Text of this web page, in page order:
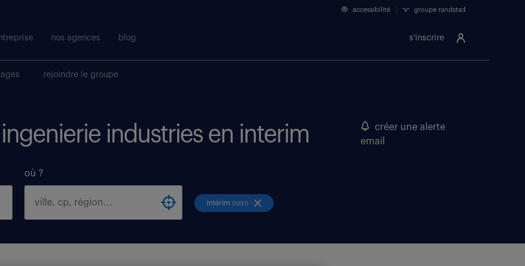
s'inscrire
accessibilité groupe randstad
nos agences blog
rejoindre le groupe
industries en interim
créer une alerte
email
où ?
intérim(1051)